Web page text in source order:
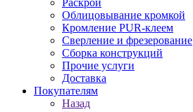
Раскрой
Облицовывание кромкой
Кромление PUR-клеем
Сверление и фрезерование
Сборка конструкций
Прочие услуги
Доставка
Покупателям
Назад